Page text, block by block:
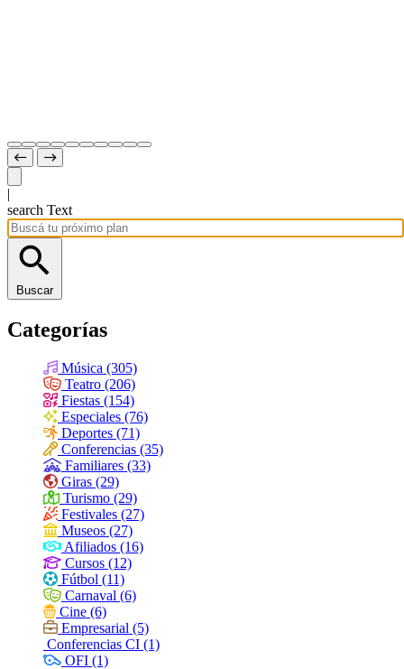
|
search Text
Buscar
Categorías
Música (305)
Teatro (206)
Fiestas (154)
Especiales (76)
Deportes (71)
Conferencias (35)
Familiares (33)
Giras (29)
Turismo (29)
Festivales (27)
Museos (27)
Afiliados (16)
Cursos (12)
Fútbol (11)
Carnaval (6)
Cine (6)
Empresarial (5)
Conferencias CI (1)
OFI (1)